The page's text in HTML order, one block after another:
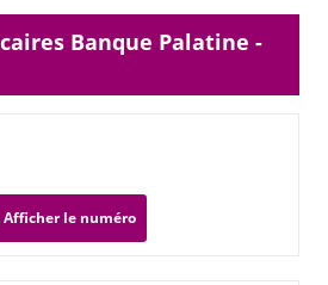
Banque Palatine -
Afficher le numéro